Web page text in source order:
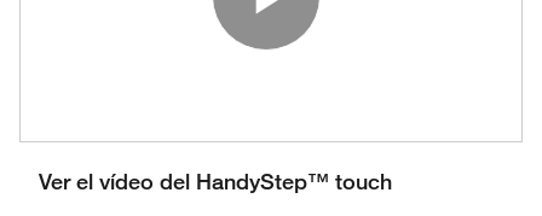
Play
Ver el vídeo del HandyStep™ touch